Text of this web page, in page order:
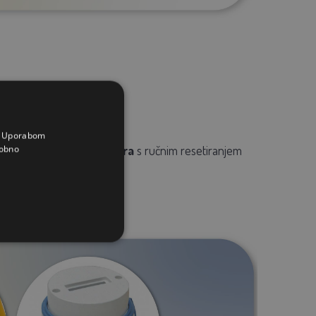
se zatvara.
toplinska zaštita motoras ručnim resetiranjem